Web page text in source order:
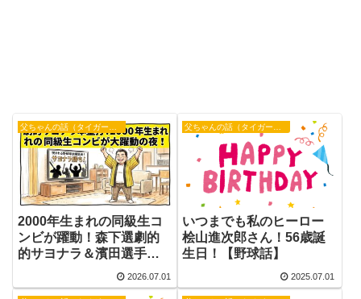
父ちゃんの話（タイガース）
2000年生まれの同級生コ
ンビが躍動！森下選劇的
的サヨナラ＆濱田選手執
念の移籍後初タイムリ
ー！【野球話】
2026.07.01
父ちゃんの話（タイガース）
いつまでも私のヒーロー
桧山進次郎さん！56歳誕
生日！【野球話】
2025.07.01